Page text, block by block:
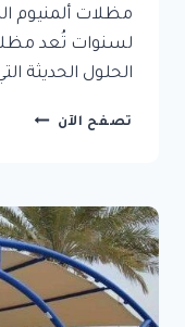
مظلات ألمنيوم
لسنوات تُعد
الحلول الحديثة
تصفح الآن مظلات
عصرية
وجودة
تدوم